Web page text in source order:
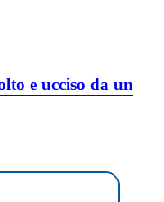
e ucciso da un